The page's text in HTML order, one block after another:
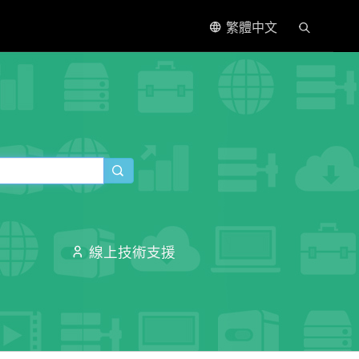
繁體中文
線上技術支援